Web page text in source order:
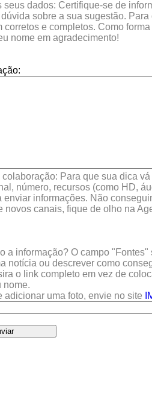
seus dados: Certifique-se de
sobre a sua sugestão.
corretos e completos. Como
nome em agradecimento!
colaboração: Para que sua dica
número, recursos (como HD,
enviar informações. Não
novos canais, fique de olho na
a informação? O campo
notícia ou descrever como
o link completo em vez de
nome.
adicionar uma foto, envie no site